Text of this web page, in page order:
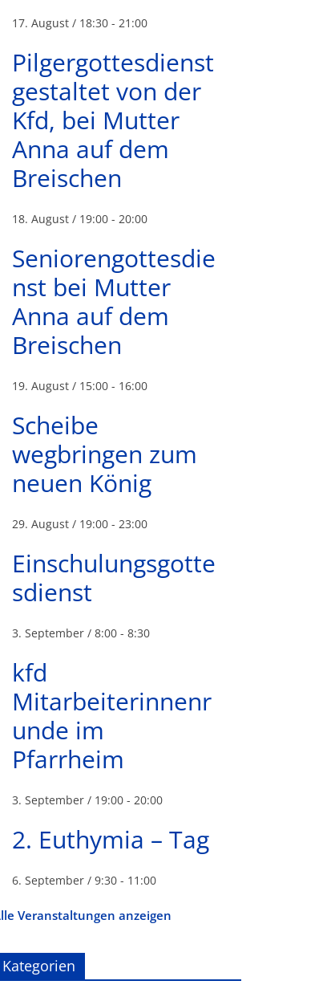
17. August / 18:30 - 21:00
Pilgergottesdienst
gestaltet von der
Kfd, bei Mutter
Anna auf dem
Breischen
18. August / 19:00 - 20:00
Seniorengottesdie
nst bei Mutter
Anna auf dem
Breischen
19. August / 15:00 - 16:00
Scheibe
wegbringen zum
neuen König
29. August / 19:00 - 23:00
Einschulungsgotte
sdienst
3. September / 8:00 - 8:30
kfd
Mitarbeiterinnenr
unde im
Pfarrheim
3. September / 19:00 - 20:00
2. Euthymia – Tag
6. September / 9:30 - 11:00
Veranstaltungen anzeigen
Kategorien